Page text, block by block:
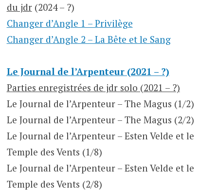
du jdr(2024 – ?)
Changer d’Angle 1 – Privilège
Changer d’Angle 2 – La Bête et le Sang
Le Journal de l’Arpenteur (2021 – ?)
Parties enregistrées de jdr solo (2021 – ?)
Le Journal de l’Arpenteur – The Magus (1/2)
Le Journal de l’Arpenteur – The Magus (2/2)
Le Journal de l’Arpenteur – Esten Velde et le
Temple des Vents (1/8)
Le Journal de l’Arpenteur – Esten Velde et le
Temple des Vents (2/8)